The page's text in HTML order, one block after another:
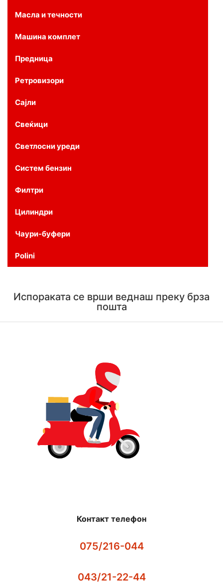
Масла и течности
Машина комплет
Предница
Ретровизори
Сајли
Свеќици
Светлосни уреди
Систем бензин
Филтри
Цилиндри
Чаури-буфери
Polini
Испораката се врши веднаш преку брза
пошта
Контакт телефон
075/216-044
043/21-22-44